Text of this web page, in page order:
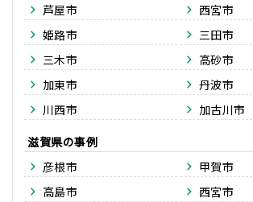
芦屋市
西宮市
姫路市
三田市
三木市
高砂市
加東市
丹波市
川西市
加古川市
滋賀県
彦根市
甲賀市
高島市
西宮市